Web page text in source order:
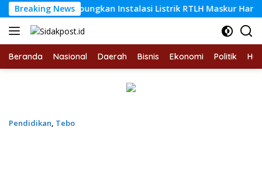
Langsung
ke
konten
Breaking News
Rampungkan Instalasi Listrik RTLH Maskur Hanapi
Beranda Nasional Daerah Bisnis Ekonomi Politik
Pendidikan, Tebo